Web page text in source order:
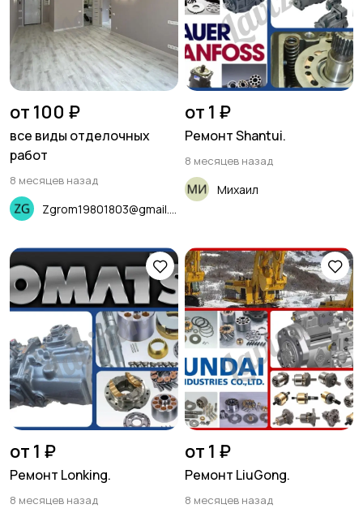
от 100 ₽
все виды отделочных
работ
8 месяцев назад
от 1 ₽
Ремонт Shantui.
8 месяцев назад
Михаил
от 1 ₽
Ремонт Lonking.
8 месяцев назад
от 1 ₽
Ремонт LiuGong.
8 месяцев назад